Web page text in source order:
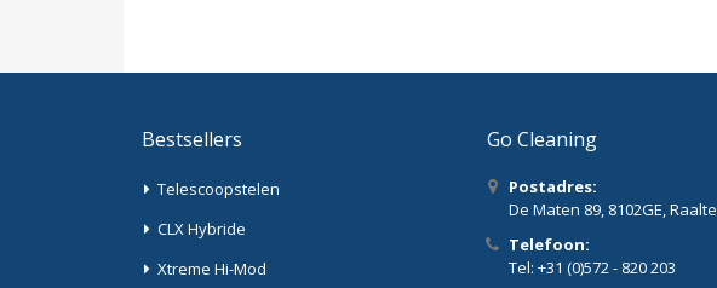
Bestsellers
Telescoopstelen
CLX Hybride
Xtreme Hi-Mod
Go Cleaning
Postadres:
De Maten 89, 8102GE, Raalte
Telefoon:
Tel: +31 (0)572 - 820 203